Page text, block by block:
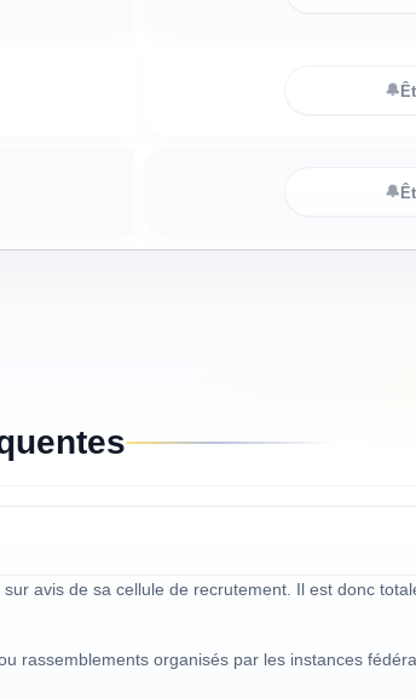
🔔
🔔
sur avis de sa cellule de recrutement. Il est donc
rassemblements organisés par les instances